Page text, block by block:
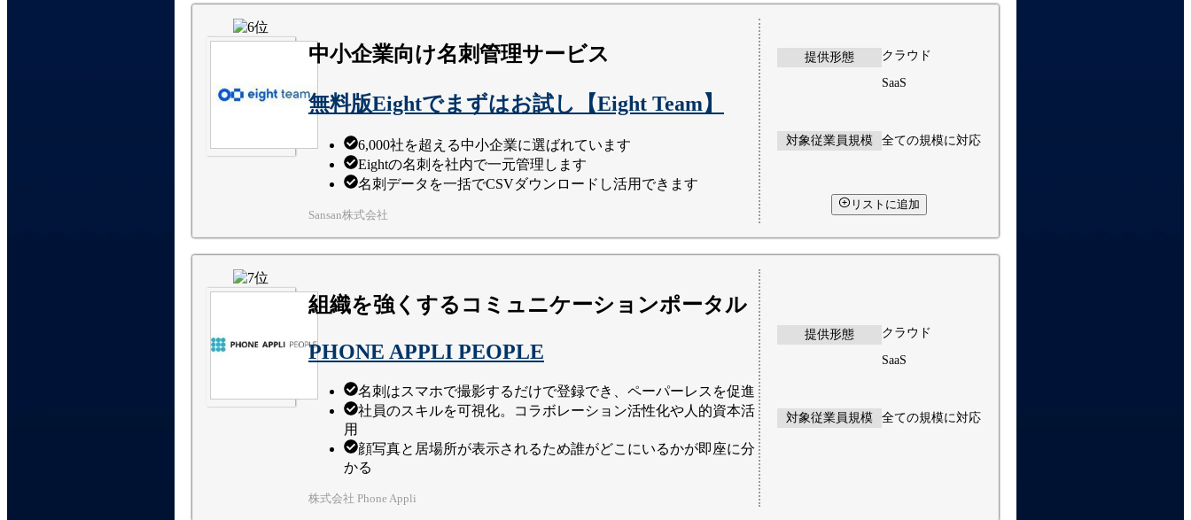
中小企業向け名刺管理サービス
無料版Eightでまずはお試し【Eight Team】
6,000社を超える中小企業に選ばれています
Eightの名刺を社内で一元管理します
名刺データを一括でCSVダウンロードし活用できます
Sansan株式会社
提供形態 クラウド
SaaS
対象従業員規模 全ての規模に対応
リストに追加
組織を強くするコミュニケーションポータル
PHONE APPLI PEOPLE
名刺はスマホで撮影するだけで登録でき、ペーパーレスを促進
社員のスキルを可視化。コラボレーション活性化や人的資本活
用
顔写真と居場所が表示されるため誰がどこにいるかが即座に分
かる
株式会社 Phone Appli
提供形態 クラウド
SaaS
対象従業員規模 全ての規模に対応